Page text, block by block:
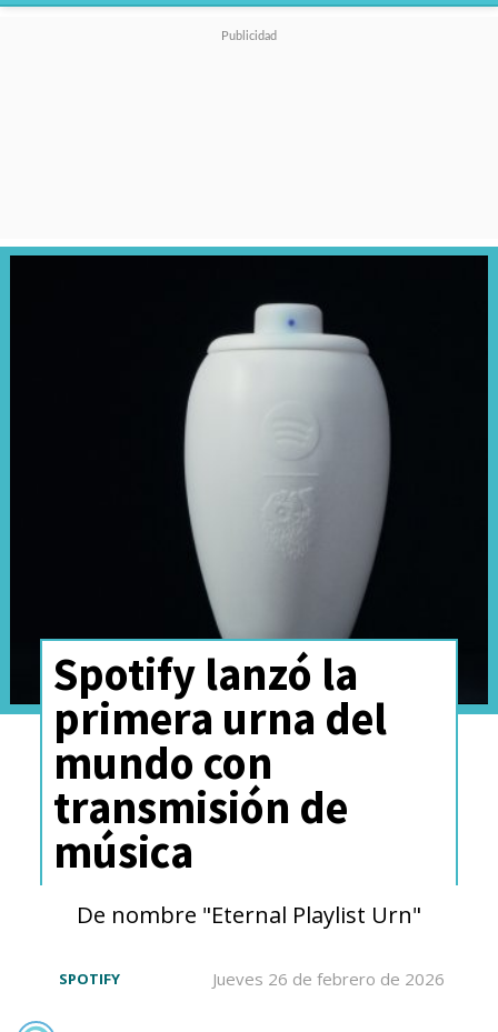
Spotify lanzó la
primera urna del
mundo con
transmisión de
música
De nombre "Eternal Playlist Urn"
Jueves 26 de febrero de 2026
SPOTIFY